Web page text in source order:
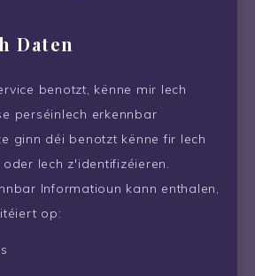
Daten
benotzt, kënne mir Iech
perséinlech erkennbar
ginn déi benotzt kënne fir Iech
Iech z'identifizéieren.
Informatioun kann enthalen,
op: